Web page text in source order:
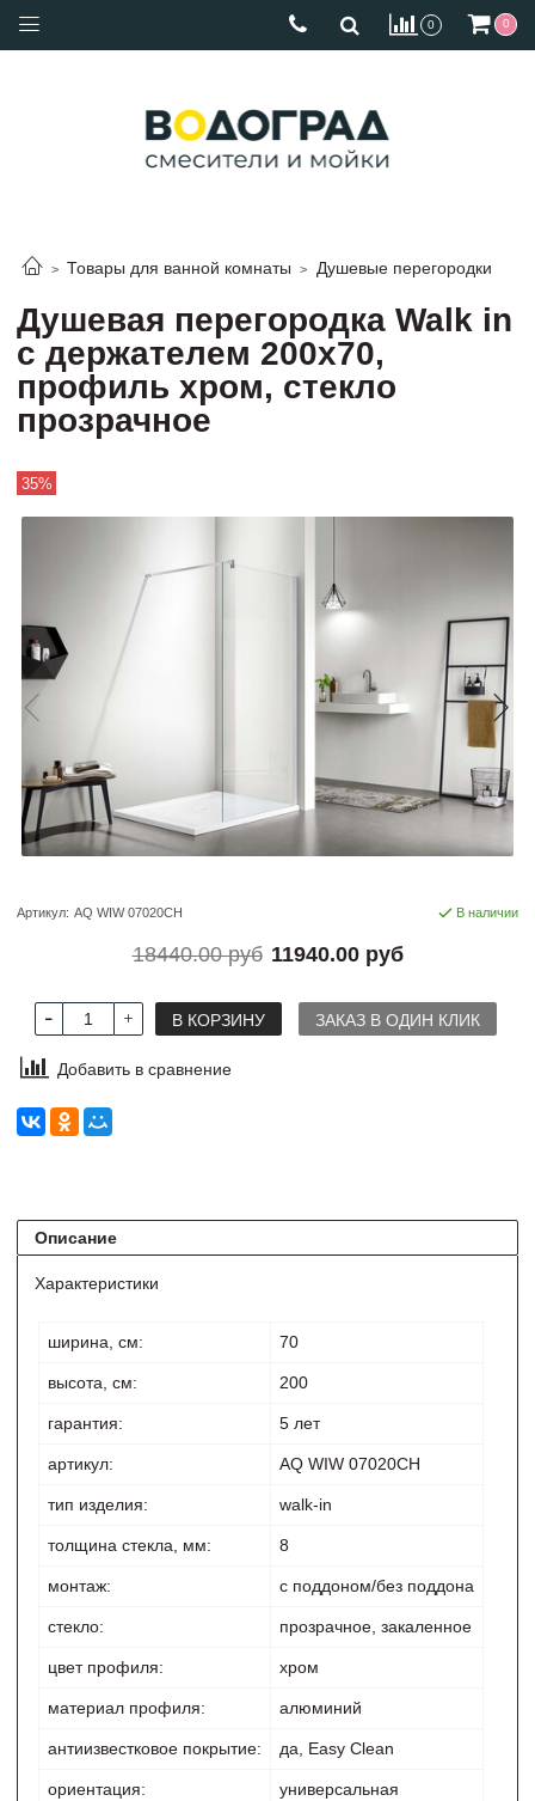
0 0
Товары для ванной комнаты Душевые перегородки
Душевая перегородка Walk in
с держателем 200х70,
профиль хром, стекло
прозрачное
35%
Артикул: AQ WIW 07020CH В наличии
18440.00 руб 11940.00 руб
В КОРЗИНУ ЗАКАЗ В ОДИН КЛИК
Добавить в сравнение
Описание
Характеристики
ширина, см: 70
высота, см: 200
гарантия: 5 лет
артикул: AQ WIW 07020CH
тип изделия: walk-in
толщина стекла, мм: 8
монтаж: с поддоном/без поддона
стекло: прозрачное, закаленное
цвет профиля: хром
материал профиля: алюминий
антиизвестковое покрытие: да, Easy Clean
ориентация: универсальная